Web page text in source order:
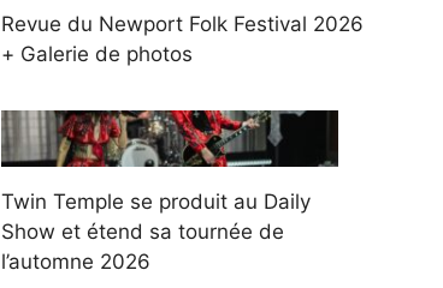
Revue du Newport Folk Festival 2026
+ Galerie de photos
Twin Temple se produit au Daily
Show et étend sa tournée de
l’automne 2026